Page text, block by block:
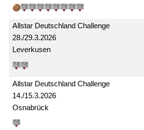
28./29.3.2026
Allstar Deutschland Challenge
Leverkusen
14./15.3.2026
Allstar Deutschland Challenge
Osnabrück